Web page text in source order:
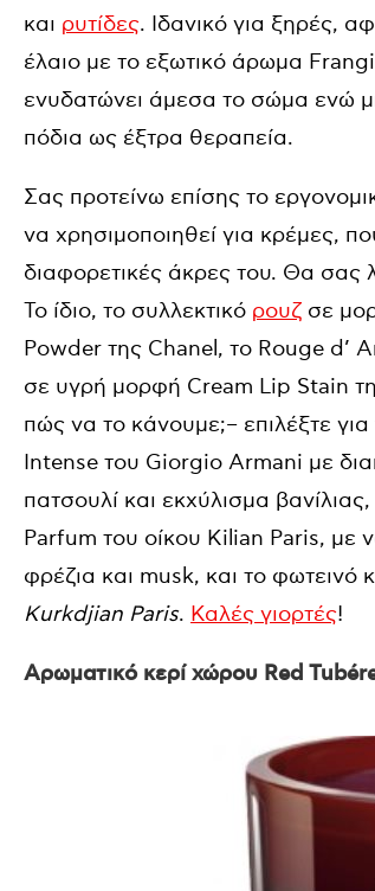
και ρυτίδες. Ιδανικό για ξηρές,
έλαιο με το εξωτικό άρωμα
ενυδατώνει άμεσα το σώμα ενώ
πόδια ως έξτρα θεραπεία.
Σας προτείνω επίσης το
να χρησιμοποιηθεί για κρέμες,
διαφορετικές άκρες του. Θα σας
Το ίδιο, το συλλεκτικό ρουζ σε
Powder της Chanel, το Rouge d’
σε υγρή μορφή Cream Lip Stain
πώς να το κάνουμε;– επιλέξτε
Intense του Giorgio Armani με
πατσουλί και εκχύλισμα
Parfum του οίκου Kilian Paris, με
φρέζια και musk, και το φωτεινό
Kurkdjian Paris. Καλές γιορτές!
Αρωματικό κερί χώρου Red